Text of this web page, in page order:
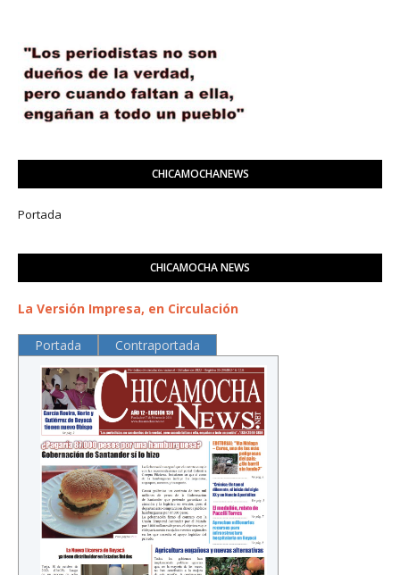
CHICAMOCHANEWS
Portada
CHICAMOCHA NEWS
La Versión Impresa, en Circulación
Portada Contraportada